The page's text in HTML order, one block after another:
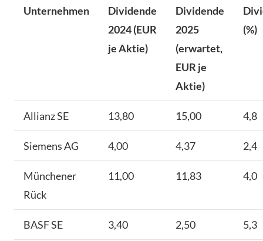
Unternehmen
Dividende
2024 (EUR
je Aktie)
Dividende
2025
(erwartet,
EUR je
Aktie)
(%)
Allianz SE 13,80 15,00 4,8
Siemens AG 4,00 4,37 2,4
Münchener
Rück
11,00 11,83 4,0
BASF SE 3,40 2,50 5,3